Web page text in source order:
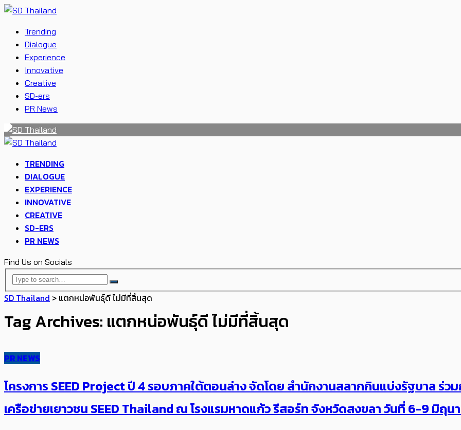
Trending
Dialogue
Experience
Innovative
Creative
SD-ers
PR News
TRENDING
DIALOGUE
EXPERIENCE
INNOVATIVE
CREATIVE
SD-ERS
PR NEWS
Find Us on Socials
SD Thailand > แตกหน่อพันธุ์ดี ไม่มีที่สิ้นสุด
Tag Archives: แตกหน่อพันธุ์ดี ไม่มีที่สิ้นสุด
PR NEWS
โครงการ SEED Project ปี 4 รอบภาคใต้ตอนล่าง จัดโดย สำนักงานสลากกินแบ่งรัฐบาล ร่
เครือข่ายเยาวชน SEED Thailand ณ โรงแรมหาดแก้ว รีสอร์ท จังหวัดสงขลา วันที่ 6-9 มิถุ